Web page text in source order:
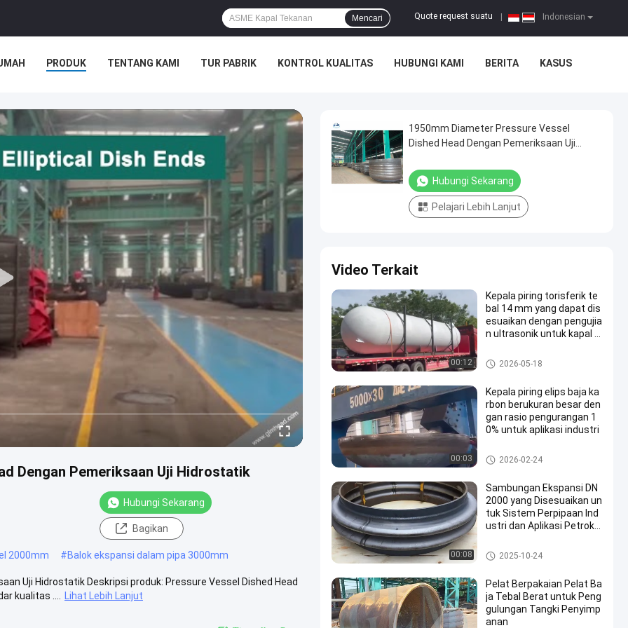
Indonesian
Quote request suatu
Mencari
PRODUK TENTANG KAMI TUR PABRIK KONTROL KUALITAS HUBUNGI KAMI BERITA KASUS
Dengan Pemeriksaan Uji Hidrostatik
Hubungi Sekarang
Bagikan
2000mm #Balok ekspansi dalam pipa 3000mm
Uji Hidrostatik Deskripsi produk: Pressure Vessel Dished Head
kualitas ....
Lihat Lebih Lanjut
1950mm Diameter Pressure Vessel
Dished Head Dengan Pemeriksaan Uji
Hubungi Sekarang
Pelajari Lebih Lanjut
Video Terkait
00:12
Kepala piring torisferik te
bal 14 mm yang dapat dis
esuaikan dengan pengujia
n ultrasonik untuk kapal t
Kapal Tekanan
2026-05-18
00:03
Kepala piring elips baja ka
rbon berukuran besar den
gan rasio pengurangan 1
0% untuk aplikasi industri
Kepala piring elips
2026-02-24
00:08
Sambungan Ekspansi DN
2000 yang Disesuaikan un
tuk Sistem Perpipaan Ind
ustri dan Aplikasi Petroki
Kapal Tekanan
2025-10-24
Pelat Berpakaian Pelat Ba
ja Tebal Berat untuk Peng
gulungan Tangki Penyimp
anan